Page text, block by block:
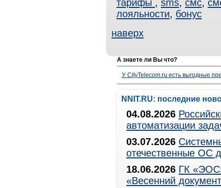
тарифы , sms, смс,
лояльности, бонус
наверх
А знаете ли Вы что?
У CityTelecom.ru есть выгодные
NNIT.RU: последние
04.08.2026
автоматизации
03.07.2026
отечественные ОС
18.06.2026 ГК
«Весенний